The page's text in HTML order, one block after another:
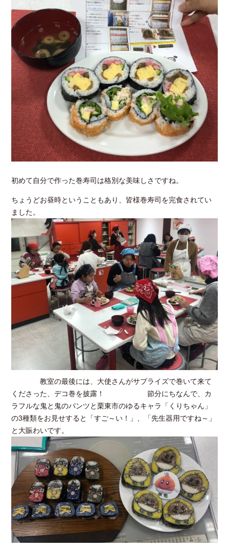
初めて自分で作った巻寿司は格別な美味しさですね。
ちょうどお昼時ということもあり、皆様巻寿司を完食されてい
ました。
教室の最後には、大使さんがサプライズで巻いて来て
くださった、デコ巻を披露！ 節分にちなんで、カ
ラフルな鬼と鬼のパンツと栗東市のゆるキャラ「くりちゃん」
の3種類をお見せすると「すご～い！」、「先生器用ですね～」
と大賑わいです。